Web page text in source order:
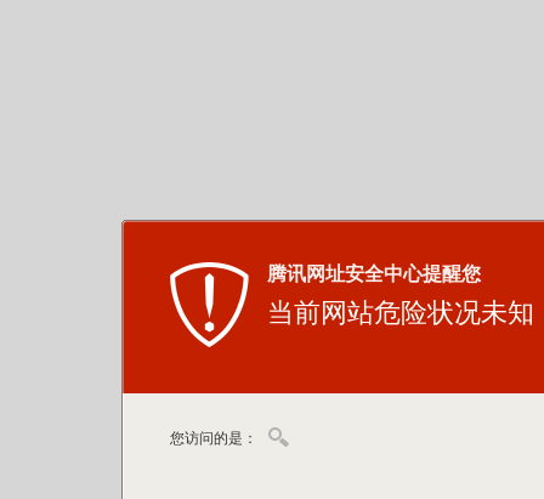
腾讯网址安全中心提醒您
当前网站危险状况未知
您访问的是：